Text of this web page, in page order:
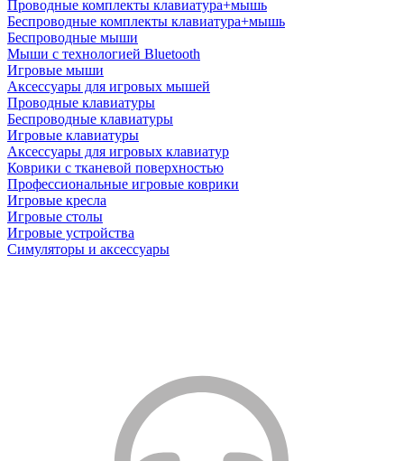
Проводные комплекты клавиатура+мышь
Беспроводные комплекты клавиатура+мышь
Беспроводные мыши
Мыши с технологией Bluetooth
Игровые мыши
Аксессуары для игровых мышей
Проводные клавиатуры
Беспроводные клавиатуры
Игровые клавиатуры
Аксессуары для игровых клавиатур
Коврики с тканевой поверхностью
Профессиональные игровые коврики
Игровые кресла
Игровые столы
Игровые устройства
Симуляторы и аксессуары